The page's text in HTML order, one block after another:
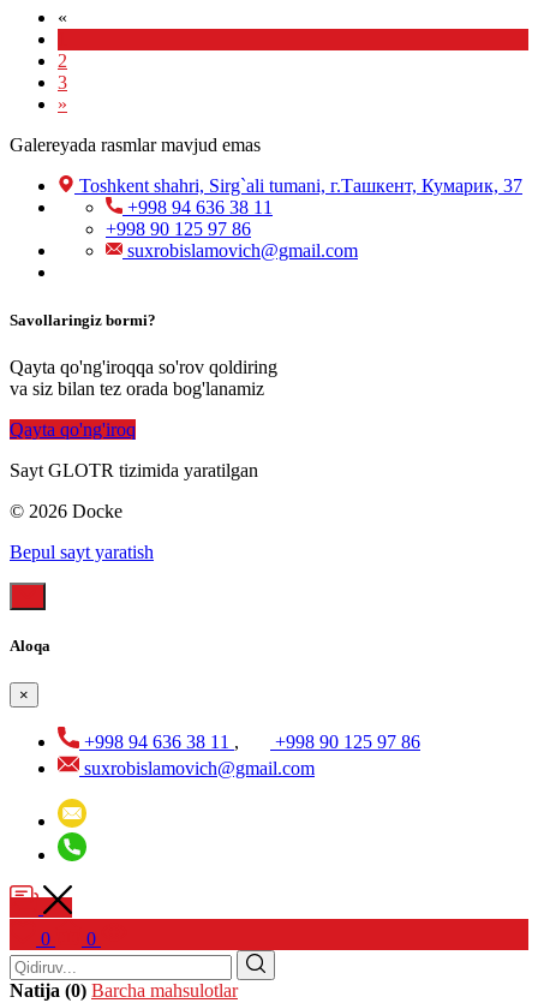
«
2
3
»
Galereyada rasmlar mavjud emas
Toshkent shahri, Sirg`ali tumani, г.Ташкент, Кумарик, 37
+998 94 636 38 11
+998 90 125 97 86
suxrobislamovich@gmail.com
Savollaringiz bormi?
Qayta qo'ng'iroqqa so'rov qoldiring
va siz bilan tez orada bog'lanamiz
Qayta qo'ng'iroq
Sayt GLOTR tizimida yaratilgan
© 2026 Docke
Bepul sayt yaratish
Aloqa
×
+998 94 636 38 11 ,
+998 90 125 97 86
suxrobislamovich@gmail.com
0 0
Natija (0) Barcha mahsulotlar